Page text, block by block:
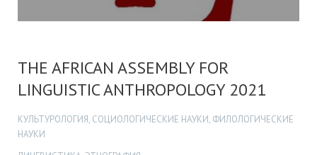
THE AFRICAN ASSEMBLY FOR
LINGUISTIC ANTHROPOLOGY 2021
КУЛЬТУРОЛОГИЯ, СОЦИОЛОГИЧЕСКИЕ НАУКИ, ФИЛОЛОГИЧЕСКИЕ
НАУКИ